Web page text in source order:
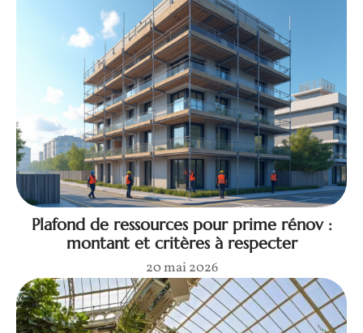
Plafond de ressources pour prime rénov :
montant et critères à respecter
20 mai 2026